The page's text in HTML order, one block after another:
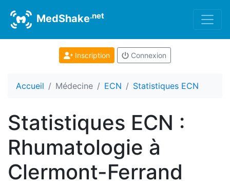
MedShake.net
Inscription Connexion
Accueil Médecine ECN Statistiques ECN
Statistiques ECN :
Rhumatologie à
Clermont-Ferrand